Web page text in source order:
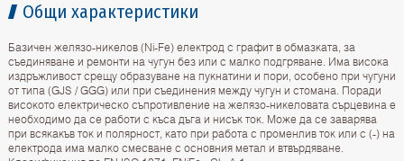
Общи характеристики
Базичен желязо-никелов (Ni-Fe) електрод с графит в обмазката, за
съединяване и ремонти на чугун без или с малко подгряване. Има висока
издръжливост срещу образуване на пукнатини и пори, особено при чугуни
от типа (GJS / GGG) или при съединения между чугун и стомана. Поради
високото електрическо съпротивление на желязо-никеловата сърцевина е
необходимо да се работи с къса дъга и нисък ток. Може да се заварява
при всякакъв ток и полярност, като при работа с променлив ток или с (-) на
електрода има малко смесване с основния метал и втвърдяване.